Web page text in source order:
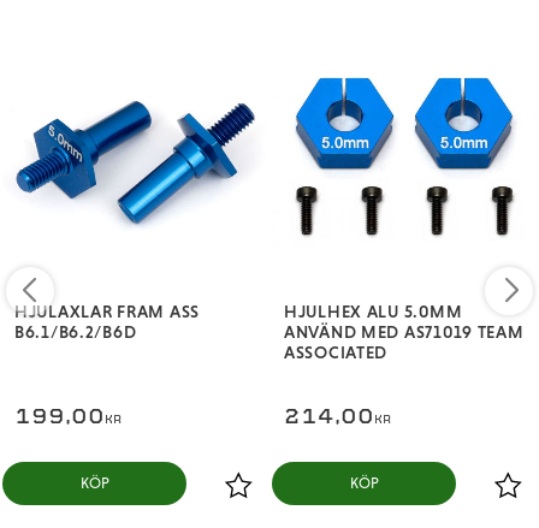
HJULAXLAR FRAM ASS
B6.1/B6.2/B6D
199,00 KR
KÖP
HJULHEX ALU 5.0MM
ANVÄND MED AS71019 TEAM
ASSOCIATED
214,00 KR
KÖP